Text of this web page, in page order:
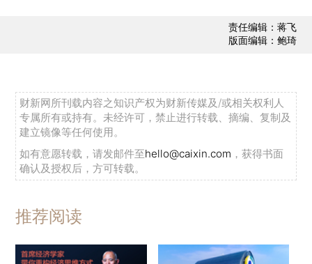
责任编辑：蒋飞
版面编辑：鲍琦
财新网所刊载内容之知识产权为财新传媒及/或相关权利人
专属所有或持有。未经许可，禁止进行转载、摘编、复制及
建立镜像等任何使用。
如有意愿转载，请发邮件至hello@caixin.com ，获得书面
确认及授权后，方可转载。
推荐阅读